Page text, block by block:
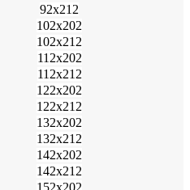
92х212
102х202
102х212
112х202
112х212
122х202
122х212
132х202
132х212
142х202
142х212
152х202